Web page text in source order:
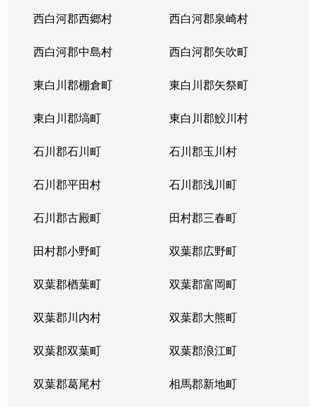
西白河郡西郷村 西白河郡泉崎村
西白河郡中島村 西白河郡矢吹町
東白川郡棚倉町 東白川郡矢祭町
東白川郡塙町 東白川郡鮫川村
石川郡石川町 石川郡玉川村
石川郡平田村 石川郡浅川町
石川郡古殿町 田村郡三春町
田村郡小野町 双葉郡広野町
双葉郡楢葉町 双葉郡富岡町
双葉郡川内村 双葉郡大熊町
双葉郡双葉町 双葉郡浪江町
双葉郡葛尾村 相馬郡新地町